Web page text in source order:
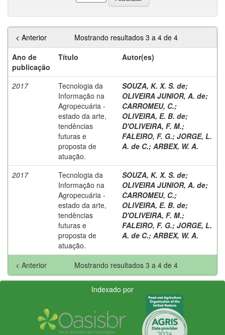
Mostrando resultados 3 a 4 de 4
< Anterior
Ano de
publicação
Título Autor(es)
2017
Tecnologia da
Informação na
Agropecuária -
estado da arte,
tendências
futuras e
proposta de
atuação.
SOUZA, K. X. S. de;
OLIVEIRA JUNIOR, A. de;
CARROMEU, C.;
OLIVEIRA, E. B. de;
D'OLIVEIRA, F. M.;
FALEIRO, F. G.; JORGE, L.
A. de C.; ARBEX, W. A.
2017
Tecnologia da
Informação na
Agropecuária -
estado da arte,
tendências
futuras e
proposta de
atuação.
SOUZA, K. X. S. de;
OLIVEIRA JUNIOR, A. de;
CARROMEU, C.;
OLIVEIRA, E. B. de;
D'OLIVEIRA, F. M.;
FALEIRO, F. G.; JORGE, L.
A. de C.; ARBEX, W. A.
Mostrando resultados 3 a 4 de 4
< Anterior
Indexado por